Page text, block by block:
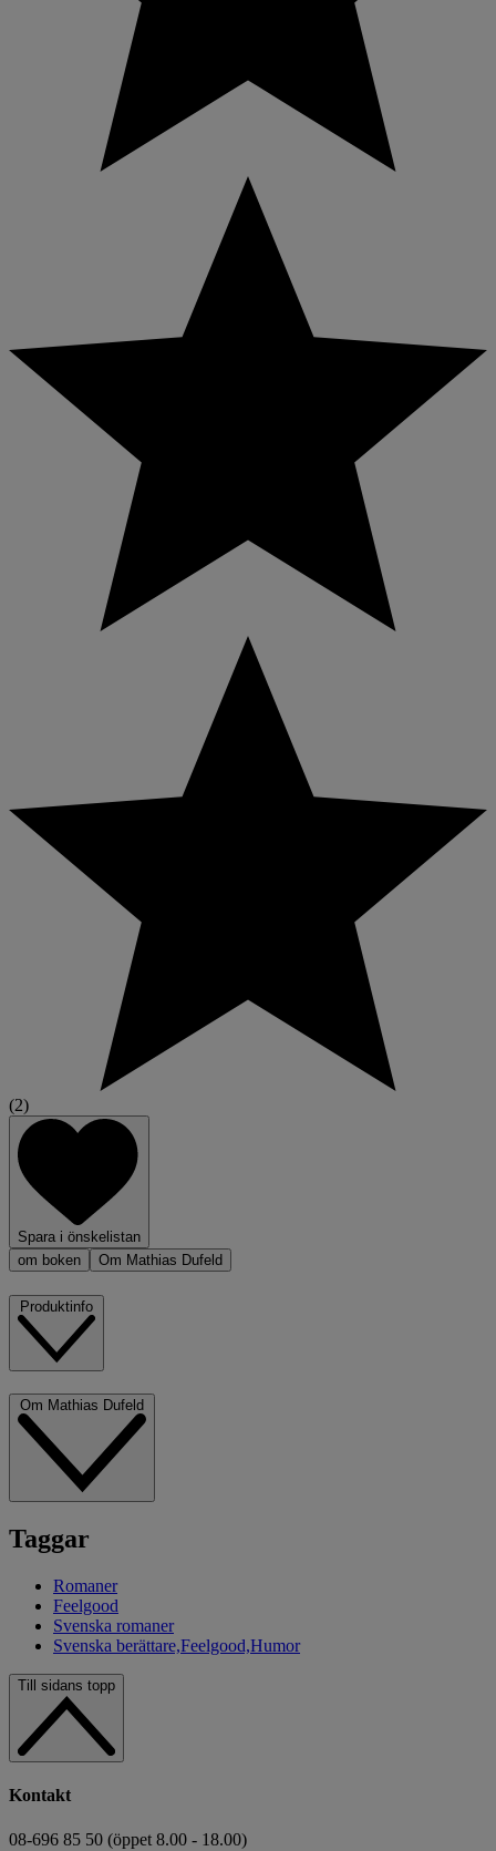
(2)
Spara i önskelistan
om boken
Om Mathias Dufeld
Taggar
Romaner
Feelgood
Svenska romaner
Svenska berättare,Feelgood,Humor
Till sidans topp
Kontakt
08-696 85 50 (öppet 8.00 - 18.00)